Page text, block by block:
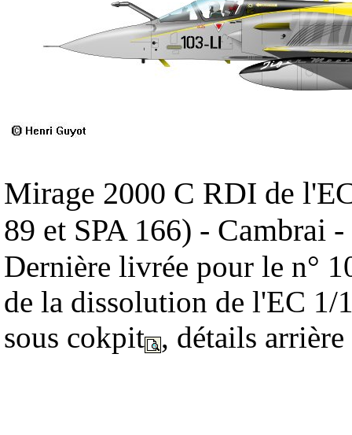
Mirage 2000 C RDI de
89 et SPA 166) - Cambrai
Dernière livrée pour le n°
de la dissolution de l'EC 1/
sous cokpit , détails arrière